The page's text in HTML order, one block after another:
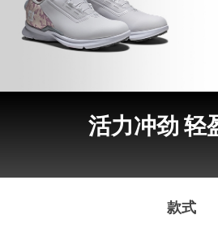
活力冲劲 轻
款式